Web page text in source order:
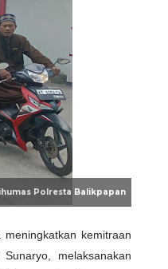
kemitraan
melaksanakan